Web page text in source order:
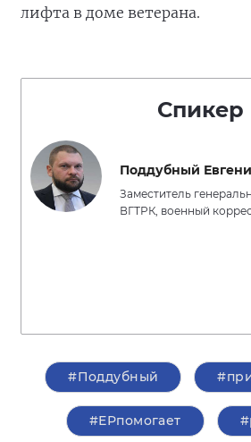
лифта в доме ветерана.
Спикер
Поддубный
Заместитель
ВГТРК, военный
#Поддубный
#ЕРпомогает